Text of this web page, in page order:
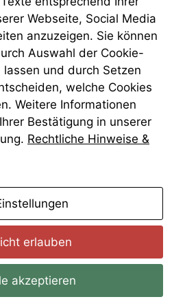
Webseite, Social Media
anzuzeigen. Sie können
Auswahl der Cookie-
lassen und durch Setzen
welche Cookies
Weitere Informationen
Bestätigung in unserer
Rechtliche Hinweise &
erlauben
akzeptieren
Funktionalität
Einige
Funktionen auf
dieser Website
sind optional.
Wenn Sie
diese Option
deaktivieren,
Marketing
Wir speichern
um interne
marketingtechnische